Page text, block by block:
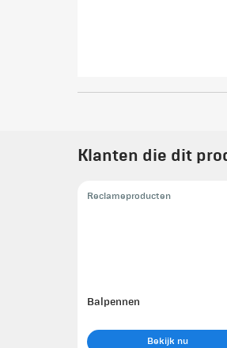
Klanten die dit
Reclameproducten
Balpennen
Bekijk nu